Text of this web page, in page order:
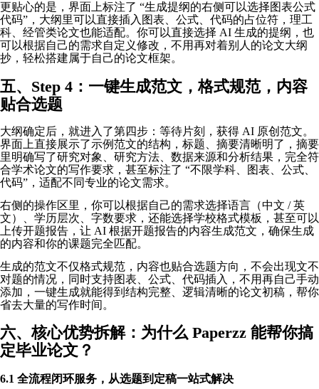
更贴心的是，界面上标注了 “生成提纲的右侧可以选择图表公式
代码”，大纲里可以直接插入图表、公式、代码的占位符，理工
科、经管类论文也能适配。你可以直接选择 AI 生成的提纲，也
可以根据自己的需求自定义修改，不用再对着别人的论文大纲
抄，轻松搭建属于自己的论文框架。
五、Step 4：一键生成范文，格式规范，内容
贴合选题
大纲确定后，就进入了第四步：等待片刻，获得 AI 原创范文。
界面上直接展示了示例范文的结构，标题、摘要清晰明了，摘要
里明确写了研究对象、研究方法、数据来源和分析结果，完全符
合学术论文的写作要求，甚至标注了 “不限学科、图表、公式、
代码”，适配不同专业的论文需求。
右侧的操作区里，你可以根据自己的需求选择语言（中文 / 英
文）、学历层次、字数要求，还能选择学校格式模板，甚至可以
上传开题报告，让 AI 根据开题报告的内容生成范文，确保生成
的内容和你的课题完全匹配。
生成的范文不仅格式规范，内容也贴合选题方向，不会出现文不
对题的情况，同时支持图表、公式、代码插入，不用再自己手动
添加，一键生成就能得到结构完整、逻辑清晰的论文初稿，帮你
省去大量的写作时间。
六、核心优势拆解：为什么 Paperzz 能帮你搞
定毕业论文？
6.1 全流程闭环服务，从选题到定稿一站式解决